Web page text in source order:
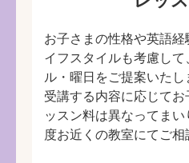
お子さまの性格や英語
イフスタイルも考慮し
ル・曜日をご提案いたし
受講する内容に応じて
ッスン料は異なってま
度お近くの教室にてご相